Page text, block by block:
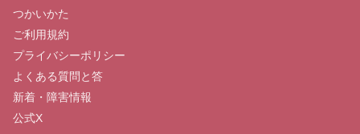
つかいかた
ご利用規約
プライバシーポリシー
よくある質問と答
新着・障害情報
公式X